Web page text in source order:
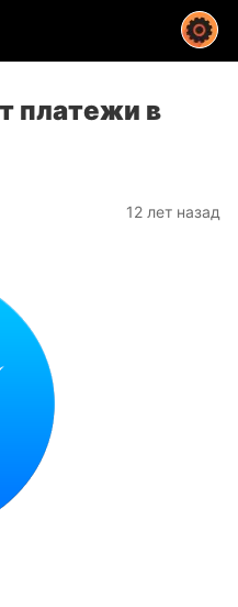
платежи в
12 лет назад